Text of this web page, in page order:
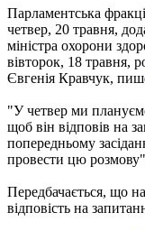
Парламентська
четвер, 20 травня,
міністра охорони
вівторок, 18 травня,
Євгенія Кравчук,
"У четвер ми
щоб він відповів на
попередньому
провести цю
Передбачається, що
відповість на